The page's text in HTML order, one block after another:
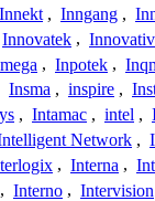
Innekt , Inngang ,
Innovatek ,
, Inpotek ,
Insma , inspire ,
, Intamac , intel ,
Network ,
, Interna ,
, Interno , Intervision